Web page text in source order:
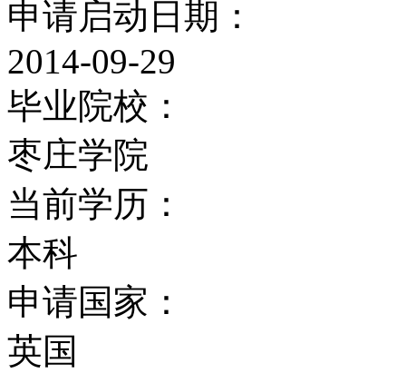
韦伯麦特里克斯网
《金融时报》全球MBA
课程设置
约克校徽2
约克大学的课程是以系
为单位组织起来的。在
申请启动日期：
2014-09-29
毕业院校：
枣庄学院
当前学历：
本科
申请国家：
英国